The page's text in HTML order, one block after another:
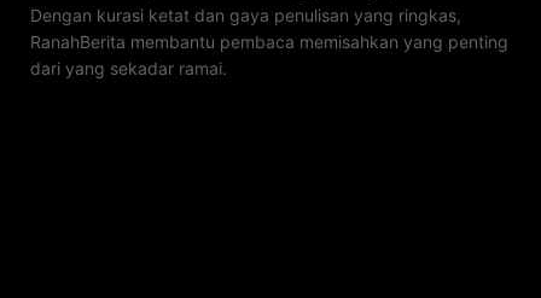
Dengan kurasi ketat dan gaya penulisan yang ringkas,
RanahBerita membantu pembaca memisahkan yang penting
dari yang sekadar ramai.